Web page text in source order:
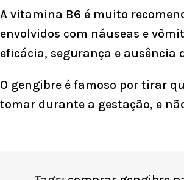
A vitamina B6 é muito
envolvidos com náuseas e
eficácia, segurança e ausência
O gengibre é famoso por tirar
tomar durante a gestação, e